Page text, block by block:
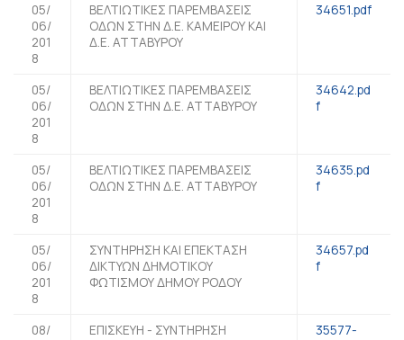
05/
06/
201
8
ΒΕΛΤΙΩΤΙΚΕΣ ΠΑΡΕΜΒΑΣΕΙΣ
ΟΔΩΝ ΣΤΗΝ Δ.Ε. ΚΑΜΕΙΡΟΥ ΚΑΙ
Δ.Ε. ΑΤΤΑΒΥΡΟΥ
34651.pdf
05/
06/
201
8
ΒΕΛΤΙΩΤΙΚΕΣ ΠΑΡΕΜΒΑΣΕΙΣ
ΟΔΩΝ ΣΤΗΝ Δ.Ε. ΑΤΤΑΒΥΡΟΥ
34642.pd
f
05/
06/
201
8
ΒΕΛΤΙΩΤΙΚΕΣ ΠΑΡΕΜΒΑΣΕΙΣ
ΟΔΩΝ ΣΤΗΝ Δ.Ε. ΑΤΤΑΒΥΡΟΥ
34635.pd
f
05/
06/
201
8
ΣΥΝΤΗΡΗΣΗ ΚΑΙ ΕΠΕΚΤΑΣΗ
ΔΙΚΤΥΩΝ ΔΗΜΟΤΙΚΟΥ
ΦΩΤΙΣΜΟΥ ΔΗΜΟΥ ΡΟΔΟΥ
34657.pd
f
08/
ΕΠΙΣΚΕΥΗ - ΣΥΝΤΗΡΗΣΗ
35577-